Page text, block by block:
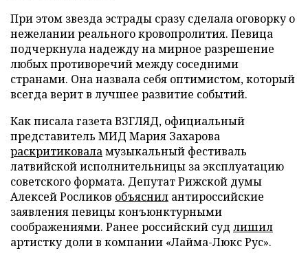
При этом звезда эстрады сразу сделала оговорку о
нежелании реального кровопролития. Певица
подчеркнула надежду на мирное разрешение
любых противоречий между соседними
странами. Она назвала себя оптимистом, который
всегда верит в лучшее развитие событий.
Как писала газета ВЗГЛЯД, официальный
представитель МИД Мария Захарова
раскритиковаламузыкальный фестиваль
латвийской исполнительницы за эксплуатацию
советского формата. Депутат Рижской думы
Алексей Росликов объяснил антироссийские
заявления певицы конъюнктурными
соображениями. Ранее российский суд лишил
артистку доли в компании «Лайма-Люкс Рус».